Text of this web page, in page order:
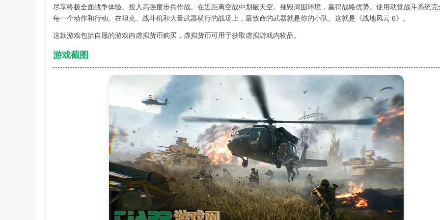
尽享终极全面战争体验。投入高强度步兵作战。在近距离空战中划破天空。摧毁周围环境，赢得战略优势。使用动觉战斗系统
每一个动作和行动。在坦克、战斗机和大量武器横行的战场上，最致命的武器就是你的小队。这就是《战地风云 6》。
这款游戏包括自愿的游戏内虚拟货币购买，虚拟货币可用于获取虚拟游戏内物品。
游戏截图